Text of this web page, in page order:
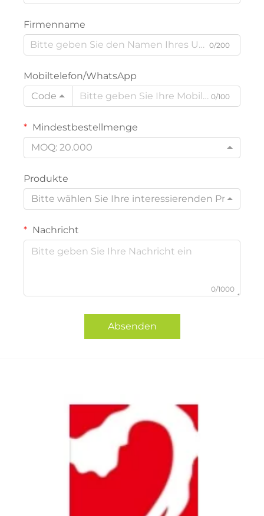
Firmenname
0/200
Mobiltelefon/WhatsApp
Code
0/100
Mindestbestellmenge
MOQ: 20.000
Produkte
Bitte wählen Sie Ihre interessierenden Produkte
Nachricht
0/1000
Absenden